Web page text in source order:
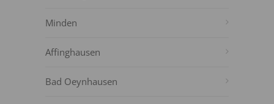
Minden
Affinghausen
Bad Oeynhausen